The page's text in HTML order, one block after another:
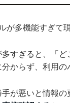
が多機能すぎて
すぎると、「
からず、利用の
が悪いと情報の